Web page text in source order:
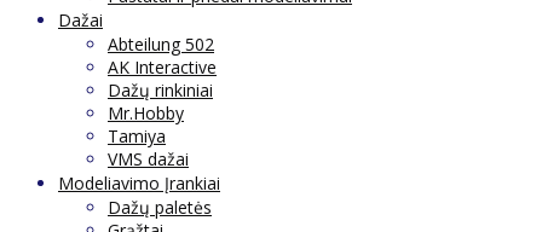
Dažai
Abteilung 502
AK Interactive
Dažų rinkiniai
Mr.Hobby
Tamiya
VMS dažai
Modeliavimo Įrankiai
Dažų paletės